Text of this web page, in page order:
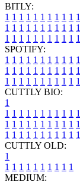
BITLY:
1 1 1 1 1 1 1 1 1 1 1
1 1 1 1 1 1 1 1 1 1 1
1 1 1 1 1 1 1 1 1 1 1
SPOTIFY:
1 1 1 1 1 1 1 1 1 1 1
1 1 1 1 1 1 1 1 1 1 1
1 1 1 1 1 1 1 1 1 1 1
CUTTLY BIO:
1
1 1 1 1 1 1 1 1 1 1 1
1 1 1 1 1 1 1 1 1 1 1
1 1 1 1 1 1 1 1 1 1 1
CUTTLY OLD:
1
1 1 1 1 1 1 1 1 1 1
MEDIUM: